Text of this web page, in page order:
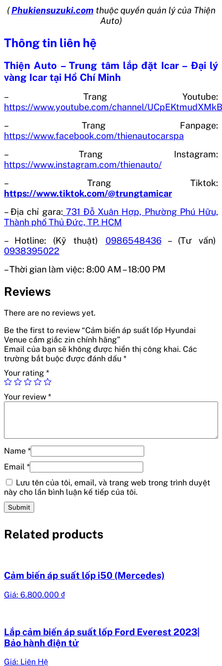
(Phukiensuzuki.com thuộc quyền quản lý của Thiện
Auto)
Thông tin liên hệ
Thiện Auto – Trung tâm lắp đặt Icar – Đại lý
vàng Icar tại Hồ Chí Minh
– Trang Youtube:
https://www.youtube.com/channel/
– Trang Fanpage:
https://www.facebook.com/thienautocarspa
– Trang Instagram:
https://www.instagram.com/thienauto/
– Trang Tiktok:
https://www.tiktok.com/@trungtamicar
– Địa chỉ gara: 731 Đỗ Xuân Hợp, Phường Phú Hữu,
Thành phố Thủ Đức, TP. HCM
– Hotline: (Kỹ thuật) 0986548436– (Tư vấn)
0938395022
– Thời gian làm việc: 8:00 AM – 18:00 PM
Reviews
There are no reviews yet.
Be the first to review “Cảm biến áp suất lốp Hyundai
Venue cắm giắc zin chính hãng”
Email của bạn sẽ không được hiển thị công khai. Các
trường bắt buộc được đánh dấu *
Your rating *
Your review *
Name *
Email *
Lưu tên của tôi, email, và trang web trong trình duyệt
này cho lần bình luận kế tiếp của tôi.
Related products
Cảm biến áp suất lốp i50 (Mercedes)
Giá: 6.800.000 ₫
Lắp cảm biến áp suất lốp Ford Everest 2023|
Bảo hành điện tử
Giá: Liên Hệ